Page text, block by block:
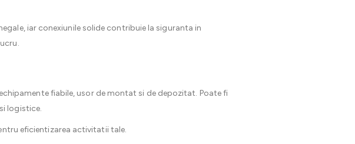
iar conexiunile solide contribuie la siguranta in
fiabile, usor de montat si de depozitat. Poate fi
logistice.
eficientizarea activitatii tale.